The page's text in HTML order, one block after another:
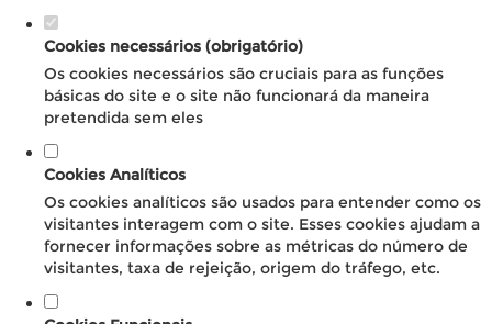
Cookies necessários (obrigatório)
Os cookies necessários são cruciais para as funções
básicas do site e o site não funcionará da maneira
pretendida sem eles
Cookies Analíticos
Os cookies analíticos são usados para entender como os
visitantes interagem com o site. Esses cookies ajudam a
fornecer informações sobre as métricas do número de
visitantes, taxa de rejeição, origem do tráfego, etc.